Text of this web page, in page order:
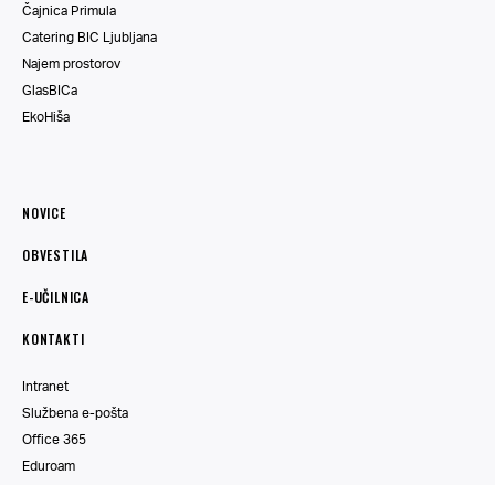
Čajnica Primula
Catering BIC Ljubljana
Najem prostorov
GlasBICa
EkoHiša
NOVICE
OBVESTILA
E-UČILNICA
KONTAKTI
Intranet
Službena e-pošta
Office 365
Eduroam